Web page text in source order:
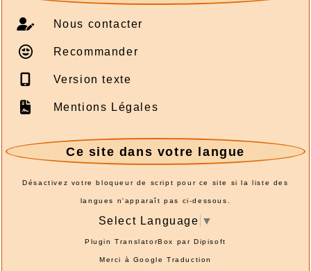
Nous contacter
Recommander
Version texte
Mentions Légales
Ce site dans votre langue
Désactivez votre bloqueur de script pour ce site si la liste des
langues n'apparaît pas ci-dessous.
Select Language ▼
Plugin TranslatorBox parDipisoft
Merci à Google Traduction